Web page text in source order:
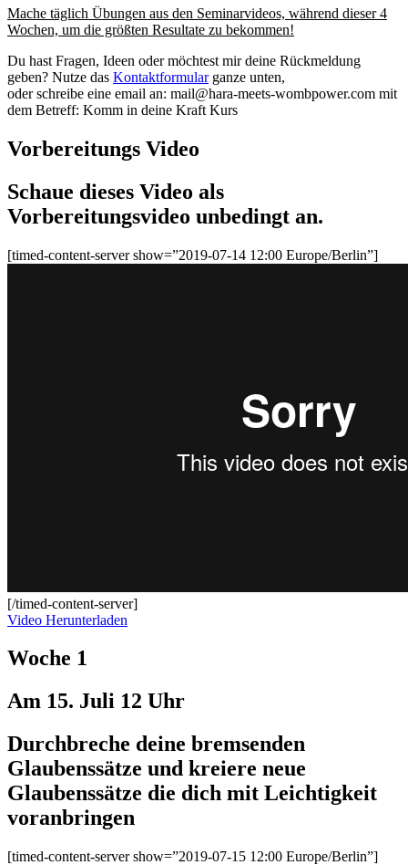
Mache täglich Übungen aus den Seminarvideos, während dieser 4
Wochen, um die größten Resultate zu bekommen!
Du hast Fragen, Ideen oder möchtest mir deine Rückmeldung
geben? Nutze das Kontaktformularganze unten,
oder schreibe eine email an: mail@hara-meets-wombpower.com mit
dem Betreff: Komm in deine Kraft Kurs
Vorbereitungs Video
Schaue dieses Video als
Vorbereitungsvideo unbedingt an.
[timed-content-server show=”2019-07-14 12:00 Europe/Berlin”]
[/timed-content-server]
Video Herunterladen
Woche 1
Am 15. Juli 12 Uhr
Durchbreche deine bremsenden
Glaubenssätze und kreiere neue
Glaubenssätze die dich mit Leichtigkeit
voranbringen
[timed-content-server show=”2019-07-15 12:00 Europe/Berlin”]